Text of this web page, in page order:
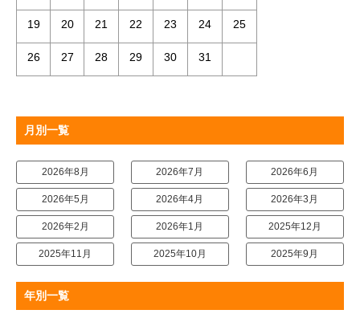
19 20 21 22 23 24 25
26 27 28 29 30 31
月別一覧
2026年8月 2026年7月 2026年6月
2026年5月 2026年4月 2026年3月
2026年2月 2026年1月 2025年12月
2025年11月 2025年10月 2025年9月
年別一覧